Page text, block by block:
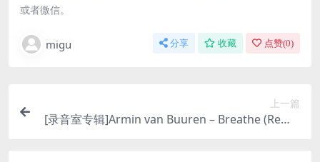
或者微信。
migu 分享 收藏 点赞(0)
上一篇
[录音室专辑]Armin van Buuren – Breathe (Remix